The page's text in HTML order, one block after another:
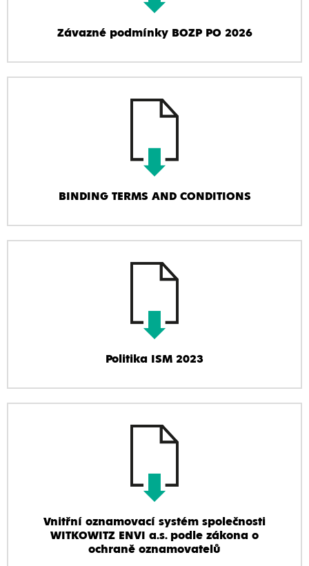
Závazné podmínky BOZP PO 2026
BINDING TERMS AND CONDITIONS
Politika ISM 2023
Vnitřní oznamovací systém společnosti
WITKOWITZ ENVI a.s. podle zákona o
ochraně oznamovatelů